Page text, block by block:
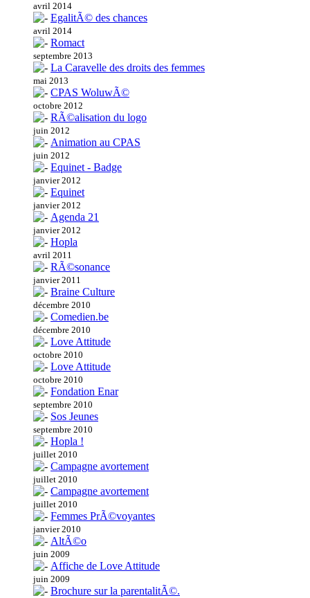
avril 2014
EgalitÃ© des chances
avril 2014
Romact
septembre 2013
La Caravelle des droits des femmes
mai 2013
CPAS WoluwÃ©
octobre 2012
RÃ©alisation du logo
juin 2012
Animation au CPAS
juin 2012
Equinet - Badge
janvier 2012
Equinet
janvier 2012
Agenda 21
janvier 2012
Hopla
avril 2011
RÃ©sonance
janvier 2011
Braine Culture
décembre 2010
Comedien.be
décembre 2010
Love Attitude
octobre 2010
Love Attitude
octobre 2010
Fondation Enar
septembre 2010
Sos Jeunes
septembre 2010
Hopla !
juillet 2010
Campagne avortement
juillet 2010
Campagne avortement
juillet 2010
Femmes PrÃ©voyantes
janvier 2010
AltÃ©o
juin 2009
Affiche de Love Attitude
juin 2009
Brochure sur la parentalitÃ©.